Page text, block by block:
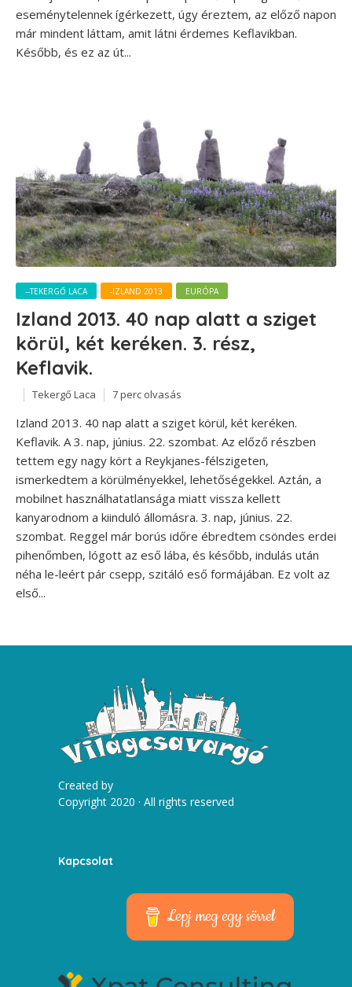
eseménytelennek ígérkezett, úgy éreztem, az előző napon
már mindent láttam, amit látni érdemes Keflavikban.
Később, és ez az út...
--TEKERGŐ LACA -IZLAND 2013 EURÓPA
Izland 2013. 40 nap alatt a sziget
körül, két keréken. 3. rész,
Keflavik.
Tekergő Laca 7 perc olvasás
Izland 2013. 40 nap alatt a sziget körül, két keréken.
Keflavik. A 3. nap, június. 22. szombat. Az előző részben
tettem egy nagy kört a Reykjanes-félszigeten,
ismerkedtem a körülményekkel, lehetőségekkel. Aztán, a
mobilnet használhatatlansága miatt vissza kellett
kanyarodnom a kiinduló állomásra. 3. nap, június. 22.
szombat. Reggel már borús időre ébredtem csöndes erdei
pihenőmben, lógott az eső lába, és később, indulás után
néha le-leért pár csepp, szitáló eső formájában. Ez volt az
első...
Created by
Copyright 2020 · All rights reserved
Kapcsolat
Lepj meg egy sörrel